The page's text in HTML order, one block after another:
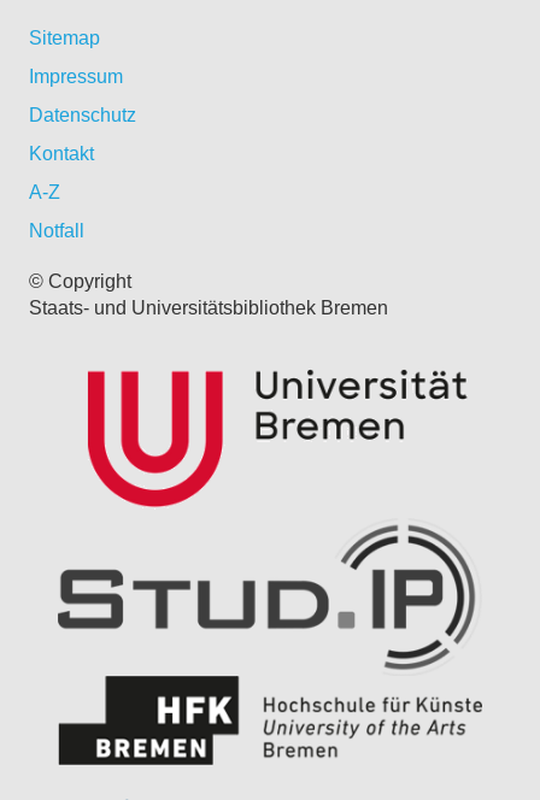
Sitemap
Impressum
Datenschutz
Kontakt
A-Z
Notfall
© Copyright
Staats- und Universitätsbibliothek Bremen